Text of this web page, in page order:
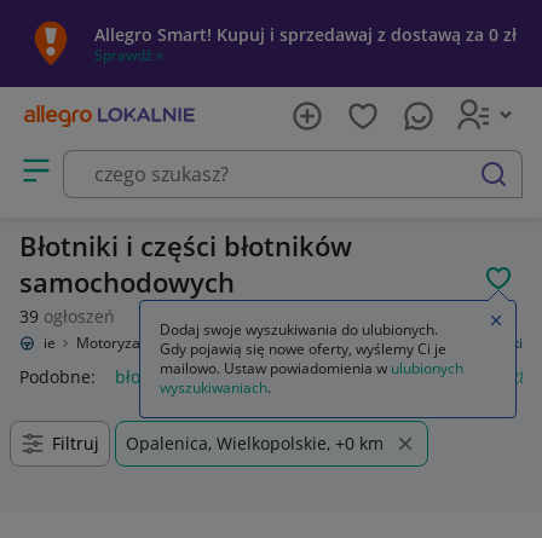
Allegro Smart! Kupuj i sprzedawaj z dostawą za 0 zł
Sprawdź »
Otwórz menu z kategoriami
szukaj
Błotniki i części błotników
samochodowych
39 ogłoszeń
Motoryzacja Części samochodowe Części karoserii Błotniki
Podobne: błotniki błotniki rowerowe błotniki rowerowe 28
Filtruj Opalenica, Wielkopolskie, +0 km
Dodaj swoje wyszukiwania do ulubionych.
Gdy pojawią się nowe oferty, wyślemy Ci je
mailowo. Ustaw powiadomienia w ulubionych
wyszukiwaniach.